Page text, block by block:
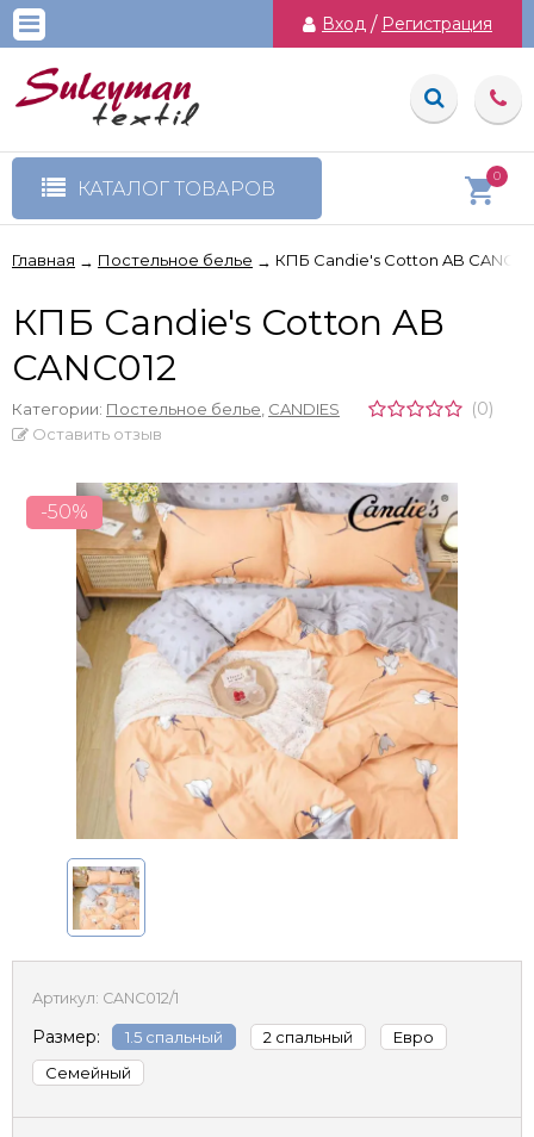
Вход / Регистрация
КАТАЛОГ ТОВАРОВ
0
Главная → Постельное белье → КПБ Candie's Cotton AB
КПБ Candie's Cotton AB
CANC012
Категории: Постельное белье CANDIES (0)
Оставить отзыв
-50%
Артикул: CANC012/1
Размер: 1.5 спальный 2 спальный
Евро
Семейный